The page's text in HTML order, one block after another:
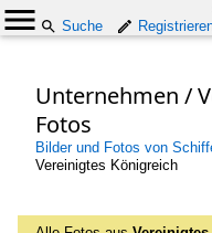
Suche
Unternehmen /
Fotos
Bilder und Fotos von
Vereinigtes Königreich